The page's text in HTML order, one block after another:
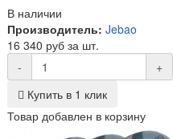
В наличии
Производитель: Jebao
16 340 руб за шт.
-
+
Купить в 1 клик
Товар добавлен в корзину